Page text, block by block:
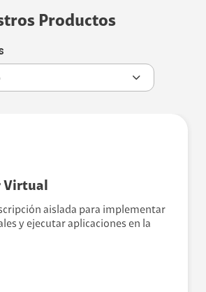
Productos
Virtual
aislada para implementar
y ejecutar aplicaciones en la